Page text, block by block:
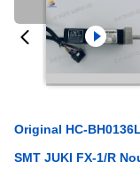
Original HC-
SMT JUKI FX-1/R